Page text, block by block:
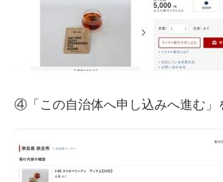
④「この自治体へ申し込みへ進む」